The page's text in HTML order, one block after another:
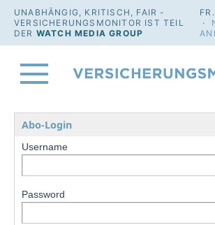
UNABHÄNGIG, KRITISCH, FAIR -
VERSICHERUNGSMONITOR IST TEIL
DER WATCH MEDIA GROUP
·
Abo-Login
Username
Password